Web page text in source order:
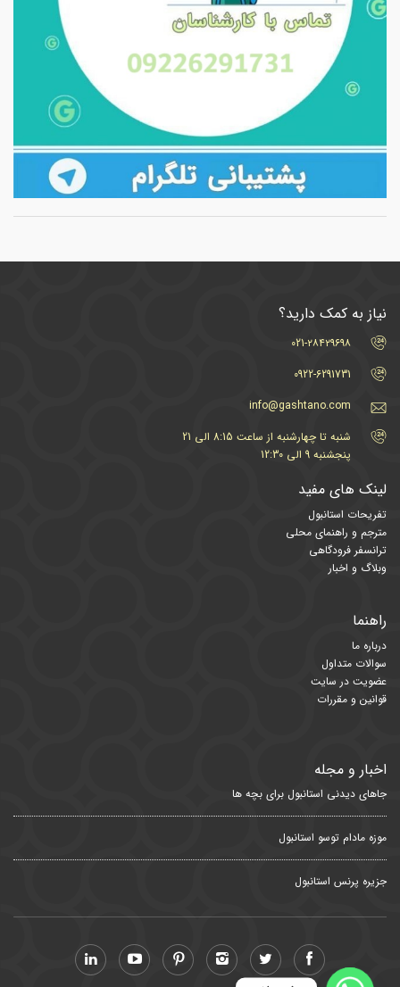
نیاز به کمک دارید؟
021-۲۸۴۲۹۶۹۸
0922-6291731
info@gashtano.com
شنبه تا چهارشنبه از ساعت 8:15 الی 21
پنجشنبه 9 الی 12:30
لینک های مفید
تفریحات استانبول
مترجم و راهنمای محلی
ترانسفر فرودگاهی
وبلاگ و اخبار
راهنما
درباره ما
سوالات متداول
عضویت در سایت
قوانین و مقررات
اخبار و مجله
جاهای دیدنی استانبول برای بچه ها
موزه مادام توسو استانبول
جزیره پرنس استانبول